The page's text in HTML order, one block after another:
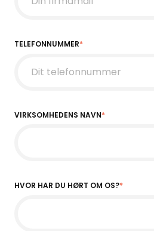
TELEFONNUMMER*
VIRKSOMHEDENS NAVN*
HVOR HAR DU HØRT OM OS?*